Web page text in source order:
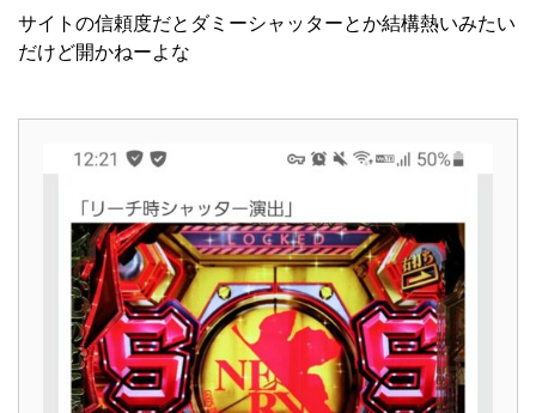
サイトの信頼度だとダミーシャッターとか結構熱いみたい
だけど開かねーよな